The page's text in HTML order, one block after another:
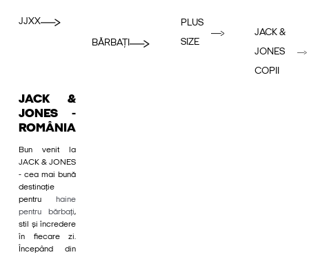
JJXX
BĂRBAȚI
PLUS
SIZE
JACK &
JONES
COPII
JACK &
JONES -
ROMÂNIA
Bun venit la
JACK & JONES
- cea mai bună
destinație
pentru haine
pentru bărbați,
stil și încredere
în fiecare zi.
Începând din